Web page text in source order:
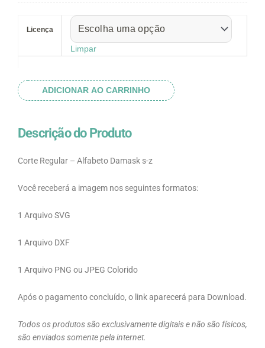
através
R$ 32.82
Licença
Limpar
ADICIONAR AO CARRINHO
Descrição do Produto
Corte Regular – Alfabeto Damask s-z
Você receberá a imagem nos seguintes formatos:
1 Arquivo SVG
1 Arquivo DXF
1 Arquivo PNG ou JPEG Colorido
Após o pagamento concluído, o link aparecerá para Download.
Todos os produtos são exclusivamente digitais e não são físicos,
são enviados somente pela internet.